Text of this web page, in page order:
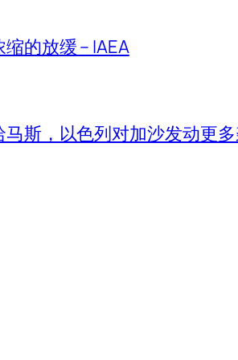
的放缓 – IAEA
斯，以色列对加沙发动更